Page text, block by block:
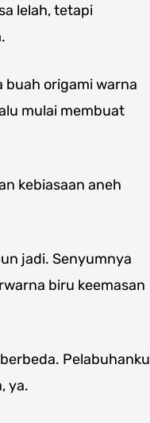
lelah, tetapi
buah origami warna
mulai membuat
kebiasaan aneh
jadi. Senyumnya
biru keemasan
Pelabuhanku
ya.